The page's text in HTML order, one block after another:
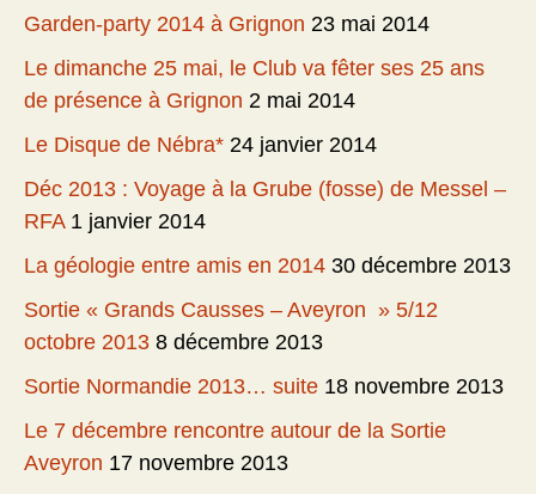
Garden-party 2014 à Grignon 23 mai 2014
Le dimanche 25 mai, le Club va fêter ses 25 ans
de présence à Grignon 2 mai 2014
Le Disque de Nébra* 24 janvier 2014
Déc 2013 : Voyage à la Grube (fosse) de Messel –
RFA 1 janvier 2014
La géologie entre amis en 2014 30 décembre 2013
Sortie « Grands Causses – Aveyron » 5/12
octobre 2013 8 décembre 2013
Sortie Normandie 2013… suite 18 novembre 2013
Le 7 décembre rencontre autour de la Sortie
Aveyron 17 novembre 2013